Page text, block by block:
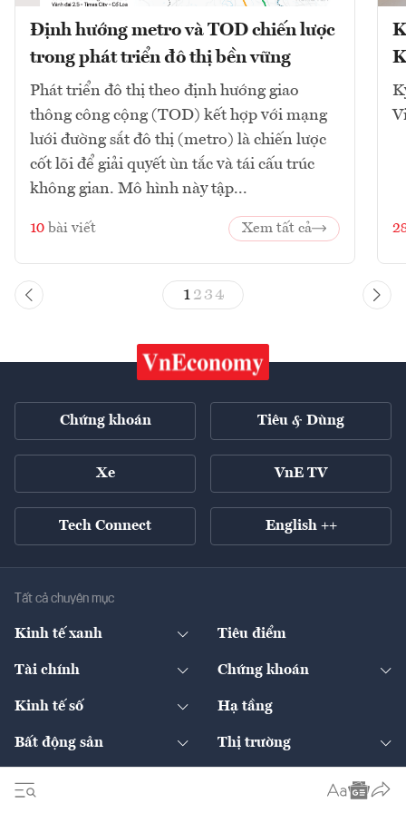
Định hướng metro và TOD chiến lược
trong phát triển đô thị bền vững
Phát triển đô thị theo định hướng giao
thông công cộng (TOD) kết hợp với mạng
lưới đường sắt đô thị (metro) là chiến lược
cốt lõi để giải quyết ùn tắc và tái cấu trúc
không gian. Mô hình này tập...
10 bài viết Xem tất cả
1 23 4
Chứng khoán Tiêu & Dùng
Xe VnE TV
Tech Connect English ++
Tất cả chuyên mục
Kinh tế xanh
Diễn đàn
Tiêu điểm
Tài chính
Ngân hàng
Bảo hiểm
Chứng khoán
Doanh nghiệp niêm yết
Kinh tế số
Sản phẩm - Thị trường
Dịch vụ số
Hạ tầng
Bất động sản
Chính sách
Thị trường
Thị trường
Xuất nhập khẩu
Thế giới